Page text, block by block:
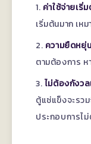
ค่าใช้จ่ายเริ่
เริ่มต้นมาก เห
ความยืดหยุ่น
ตามต้องการ
ไม่ต้องกังว
ตู้แช่แข็งจะรว
ประกอบการไ